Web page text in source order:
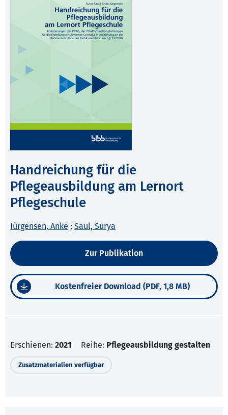
Handreichung für die
Pflegeausbildung am Lernort
Pflegeschule
Jürgensen, Anke ; Saul, Surya
Zur Publikation
Kostenfreier Download (PDF, 1,8 MB)
Erschienen: 2021 Reihe: Pflegeausbildung gestalten
Zusatzmaterialien verfügbar